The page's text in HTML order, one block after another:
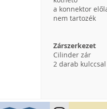
a konnektor
nem tartozék
Zárszerkezet
Cilinder zár
2 darab kulccsal